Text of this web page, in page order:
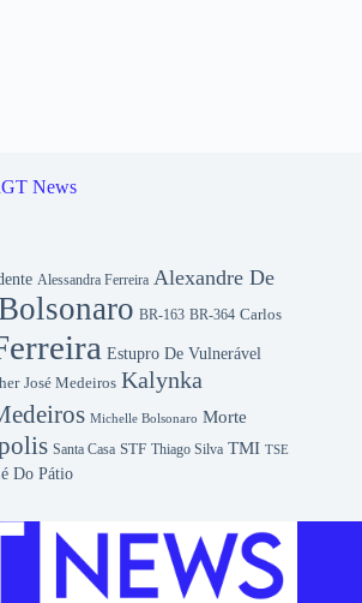
News
Alessandra Ferreira Alexandre De
BR-163 BR-364 Carlos
Estupro De Vulnerável
José Medeiros Kalynka
Michelle Bolsonaro Morte
Santa Casa STF Thiago Silva TMI TSE
Do Pátio